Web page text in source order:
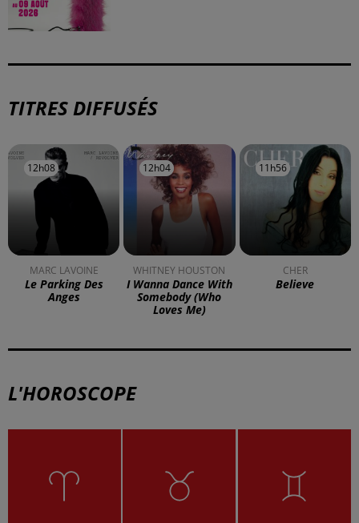
TITRES DIFFUSÉS
12h08
12h08
MARC LAVOINE
Le Parking Des
Anges
12h04
12h04
WHITNEY HOUSTON
I Wanna Dance With
Somebody (who
Loves Me)
11h56
11h56
CHER
Believe
L'HOROSCOPE